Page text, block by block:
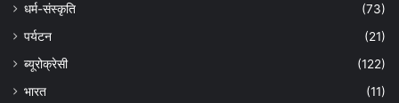
धर्म-संस्कृति
(73)
पर्यटन
(21)
ब्यूरोक्रेसी
(122)
भारत
(11)